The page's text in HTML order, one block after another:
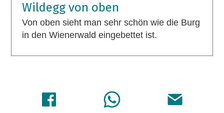
Wildegg von oben
Von oben sieht man sehr schön wie die Burg
in den Wienerwald eingebettet ist.